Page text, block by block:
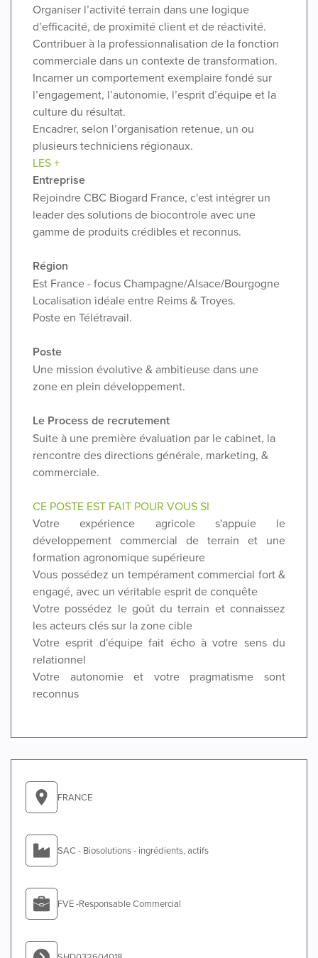
Organiser l’activité terrain dans une logique
d’efficacité, de proximité client et de réactivité.
Contribuer à la professionnalisation de la fonction
commerciale dans un contexte de transformation.
Incarner un comportement exemplaire fondé sur
l’engagement, l’autonomie, l’esprit d’équipe et la
culture du résultat.
Encadrer, selon l’organisation retenue, un ou
plusieurs techniciens régionaux.
LES +
Entreprise
Rejoindre CBC Biogard France, c'est intégrer un
leader des solutions de biocontrole avec une
gamme de produits crédibles et reconnus.
Région
Est France - focus Champagne/Alsace/Bourgogne
Localisation idéale entre Reims & Troyes.
Poste en Télétravail.
Poste
Une mission évolutive & ambitieuse dans une
zone en plein développement.
Le Process de recrutement
Suite à une première évaluation par le cabinet, la
rencontre des directions générale, marketing, &
commerciale.
CE POSTE EST FAIT POUR VOUS SI
Votre expérience agricole s'appuie le
développement commercial de terrain et une
formation agronomique supérieure
Vous possédez un tempérament commercial fort &
engagé, avec un véritable esprit de conquête
Votre possédez le goût du terrain et connaissez
les acteurs clés sur la zone cible
Votre esprit d'équipe fait écho à votre sens du
relationnel
Votre autonomie et votre pragmatisme sont
reconnus
FRANCE
SAC - Biosolutions - ingrédients, actifs
FVE -Responsable Commercial